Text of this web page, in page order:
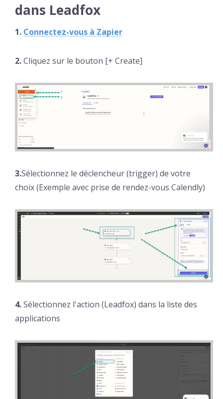
dans Leadfox
1. Connectez-vous à Zapier
2.Cliquez sur le bouton [+ Create]
3.Sélectionnez le déclencheur (trigger) de votre
choix (Exemple avec prise de rendez-vous Calendly)
4.Sélectionnez l'action (Leadfox) dans la liste des
applications